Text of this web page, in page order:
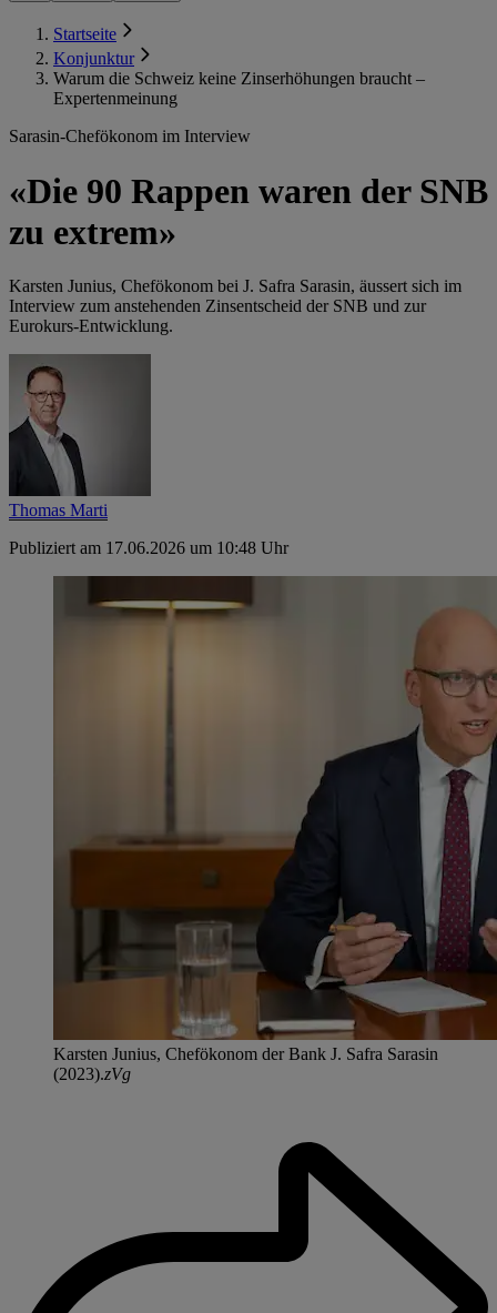
Startseite
Konjunktur
Warum die Schweiz keine Zinserhöhungen braucht –
Expertenmeinung
Sarasin-Chefökonom im Interview
«Die 90 Rappen waren der SNB
zu extrem»
Karsten Junius, Chefökonom bei J. Safra Sarasin, äussert sich im
Interview zum anstehenden Zinsentscheid der SNB und zur
Eurokurs-Entwicklung.
Thomas Marti
Publiziert am 17.06.2026 um 10:48 Uhr
Karsten Junius, Chefökonom der Bank J. Safra Sarasin
(2023).zVg